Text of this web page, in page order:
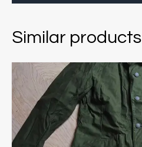
Similar products